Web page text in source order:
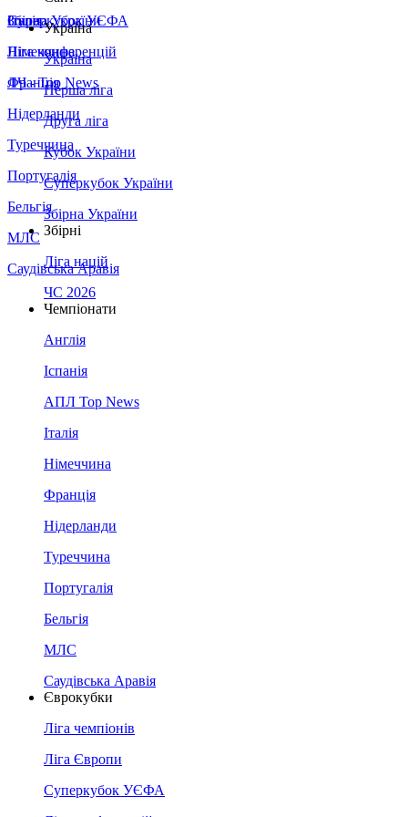
Збірна України
Італія
Німеччина
Франція
Нідерланди
Туреччина
Португалія
Бельгія
МЛС
Саудівська Аравія
Суперкубок УЄФА
Ліга конференцій
ЛЧ - Top News
Україна
Україна
Перша ліга
Друга ліга
Кубок України
Суперкубок України
Збірна України
Збірні
Ліга націй
ЧС 2026
Чемпіонати
Англія
Іспанія
АПЛ Top News
Італія
Німеччина
Франція
Нідерланди
Туреччина
Португалія
Бельгія
МЛС
Саудівська Аравія
Єврокубки
Ліга чемпіонів
Ліга Європи
Суперкубок УЄФА